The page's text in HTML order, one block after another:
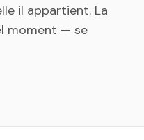
il appartient. La
moment — se